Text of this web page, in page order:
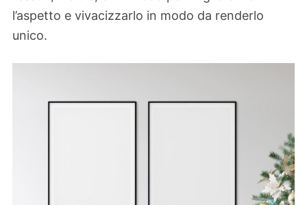
l’aspetto e vivacizzarlo in modo da renderlo
unico.